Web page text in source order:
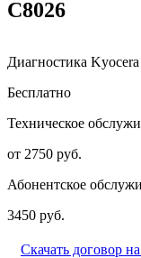
C8026
Диагностика
Бесплатно
Техническое
от 2750 руб.
Абонентское
3450 руб.
Скачать договор